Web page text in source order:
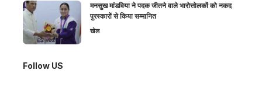
मनसुख मांडविया ने पदक जीतने वाले भारोत्तोलकों को नकद
पुरस्कारों से किया सम्मानित
खेल
Follow US